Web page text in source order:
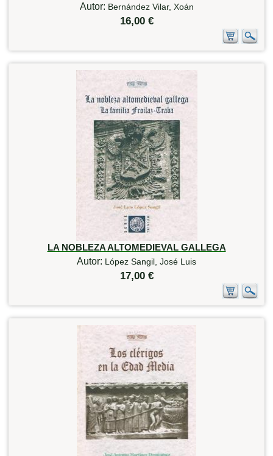
Autor: Bernández Vilar, Xoán
16,00 €
LA NOBLEZA ALTOMEDIEVAL GALLEGA
Autor: López Sangil, José Luis
17,00 €